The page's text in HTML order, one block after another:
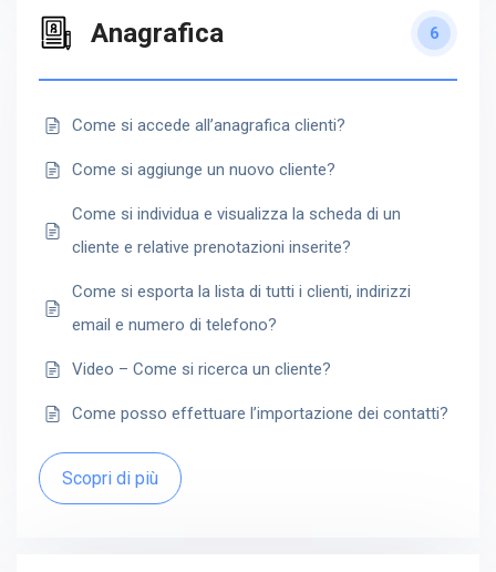
Anagrafica 6
Come si accede all’anagrafica clienti?
Come si aggiunge un nuovo cliente?
Come si individua e visualizza la scheda di un
cliente e relative prenotazioni inserite?
Come si esporta la lista di tutti i clienti, indirizzi
email e numero di telefono?
Video – Come si ricerca un cliente?
Come posso effettuare l’importazione dei contatti?
Scopri di più